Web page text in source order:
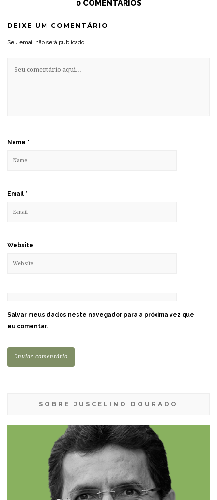
0 COMENTÁRIOS
DEIXE UM COMENTÁRIO
Seu email não será publicado.
Name *
Email *
Website
Salvar meus dados neste navegador para a próxima vez que
eu comentar.
SOBRE JUSCELINO DOURADO